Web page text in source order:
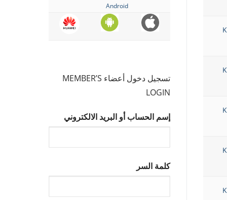
Android
تسجيل دخول أعضاء MEMBER’S
LOGIN
إسم الحساب أو البريد الالكتروني
كلمة السر